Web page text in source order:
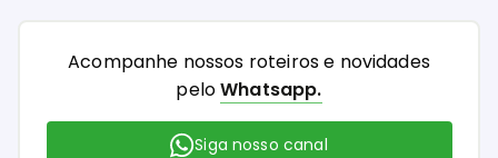
Acompanhe nossos roteiros e novidades
peloWhatsapp.
Siga nosso canal